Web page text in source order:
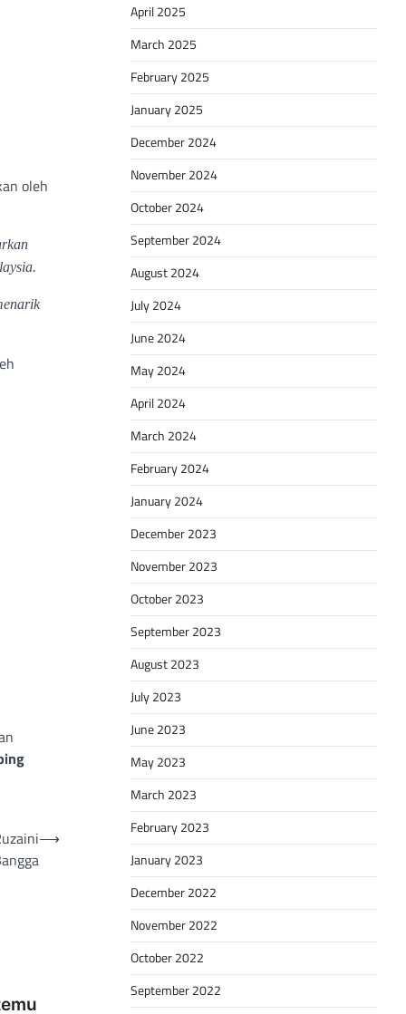
oleh
⟶
April 2025
March 2025
February 2025
January 2025
December 2024
November 2024
October 2024
September 2024
August 2024
July 2024
June 2024
May 2024
April 2024
March 2024
February 2024
January 2024
December 2023
November 2023
October 2023
September 2023
August 2023
July 2023
June 2023
May 2023
March 2023
February 2023
January 2023
December 2022
November 2022
October 2022
September 2022